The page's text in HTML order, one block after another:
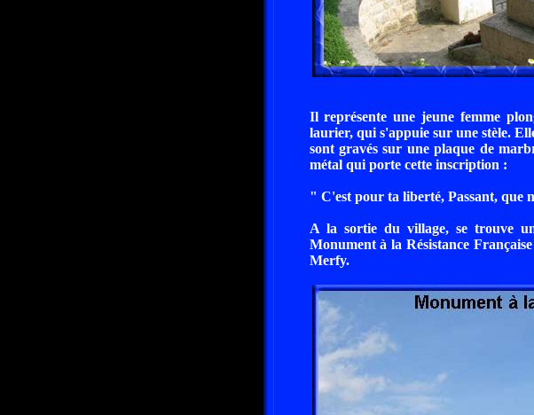
Il représente une jeune femme
laurier, qui s'appuie sur une stèle.
sont gravés sur une plaque de
métal qui porte cette inscription :
" C'est pour ta liberté, Passant, que
A la sortie du village, se trouve
Monument à la Résistance
Merfy.